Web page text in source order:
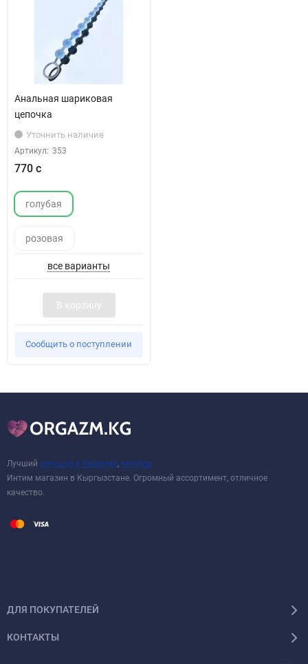
Анальная шариковая
цепочка
Уточнить наличие
Артикул: 353
770 с
голубая
розовая
все варианты
В корзину
Сообщить о поступлении
Лучший сексшоп в Бишкеке sexshop
Интим магазин в Кыргызстане. Огромный ассортимент, отличное
качество.
ДЛЯ ПОКУПАТЕЛЕЙ
КОНТАКТЫ